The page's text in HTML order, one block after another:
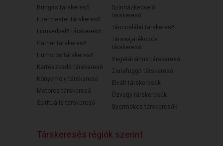
Bringás társkereső
Ezermester társkereső
Filmkedvelő társkereső
Gamer társkereső
Humoros társkereső
Kertészkedő társkereső
Könyvmoly társkereső
Motoros társkereső
Spirituális társkereső
Színházkedvelő
társkereső
Táncoslábú társkereső
Társasjátékozós
társkereső
Vegetáriánus társkereső
Zenefüggő társkereső
Elvált társkeresők
Özvegy társkeresők
Gyermekes társkeresők
Társkeresés régiók szerint